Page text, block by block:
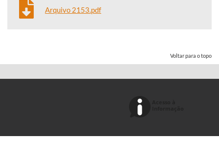
Arquivo 2153.pdf
Voltar para o topo